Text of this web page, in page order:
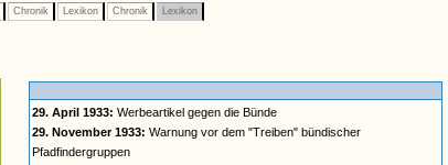
Chronik Lexikon Chronik Lexikon
29. April 1933: Werbeartikel gegen die Bünde
29. November 1933: Warnung vor dem "Treiben" bündischer
Pfadfindergruppen